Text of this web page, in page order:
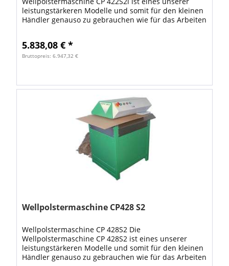
leistungstärkeren Modelle und somit für den kleinen
Händler genauso zu gebrauchen wie für das Arbeiten
5.838,08 € *
Bruttopreis: 6.947,32 €
Wellpolstermaschine CP428 S2
Wellpolstermaschine CP 428S2 Die
Wellpolstermaschine CP 428S2 ist eines unserer
leistungstärkeren Modelle und somit für den kleinen
Händler genauso zu gebrauchen wie für das Arbeiten